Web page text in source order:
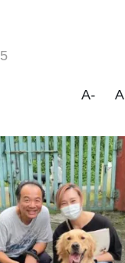
A- A